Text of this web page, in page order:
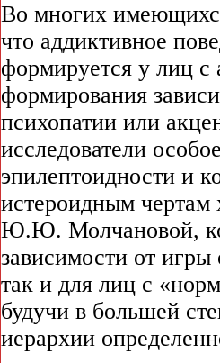
Во многих
что аддиктивное
формируется у лиц с
формирования
психопатии или
исследователи
эпилептоидности и
истероидным чертам
Ю.Ю. Молчановой,
зависимости от
так и для лиц с
будучи в большей
иерархии